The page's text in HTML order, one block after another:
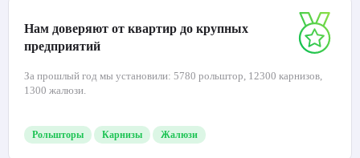
Нам доверяют от квартир до крупных
предприятий
За прошлый год мы установили: 5780 рольштор, 12300 карнизов,
1300 жалюзи.
Рольшторы Карнизы Жалюзи